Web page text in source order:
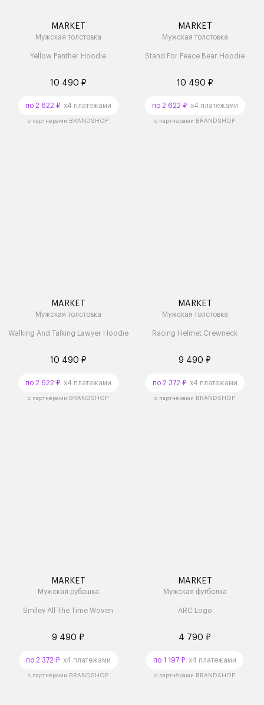
MARKET
Мужская толстовка
Yellow Panther Hoodie
10 490 ₽
по 2 622 ₽x4 платежами
с партнёрами BRANDSHOP
MARKET
Мужская толстовка
Stand For Peace Bear Hoodie
10 490 ₽
по 2 622 ₽x4 платежами
с партнёрами BRANDSHOP
MARKET
Мужская толстовка
Walking And Talking Lawyer Hoodie
10 490 ₽
по 2 622 ₽x4 платежами
с партнёрами BRANDSHOP
MARKET
Мужская толстовка
Racing Helmet Crewneck
9 490 ₽
по 2 372 ₽x4 платежами
с партнёрами BRANDSHOP
MARKET
Мужская рубашка
Smiley All The Time Woven
9 490 ₽
по 2 372 ₽x4 платежами
с партнёрами BRANDSHOP
MARKET
Мужская футболка
ARC Logo
4 790 ₽
по 1 197 ₽ x4 платежами
с партнёрами BRANDSHOP